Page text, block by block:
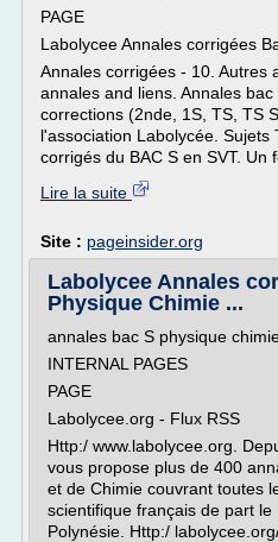
PAGE
Labolycee Annales corrigées
Annales corrigées - 10. Autres
annales and liens. Annales
corrections (2nde, 1S, TS, TS
l'association Labolycée. Sujets
corrigés du BAC S en SVT. Un
Lire la suite
Site : pageinsider.org
Labolycee Annales
Physique Chimie ...
annales bac S physique
INTERNAL PAGES
PAGE
Labolycee.org - Flux RSS
Http:/ www.labolycee.org.
vous propose plus de 400
et de Chimie couvrant toutes
scientifique français de part le
Polynésie. Http:/